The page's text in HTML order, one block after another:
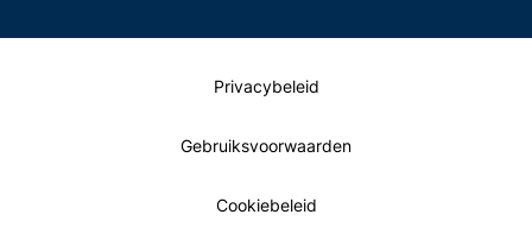
Privacybeleid
Gebruiksvoorwaarden
Cookiebeleid